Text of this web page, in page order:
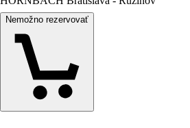
Nemožno rezervovať